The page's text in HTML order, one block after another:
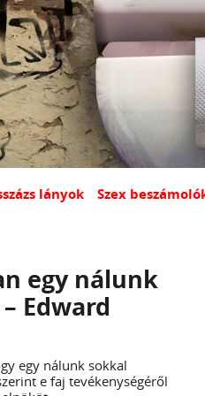
lányok Szex
egy nálunk
Edward
egy nálunk sokkal
e faj tevékenységéről